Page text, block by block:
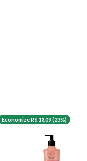
Economize R$ 18,09 (23%)